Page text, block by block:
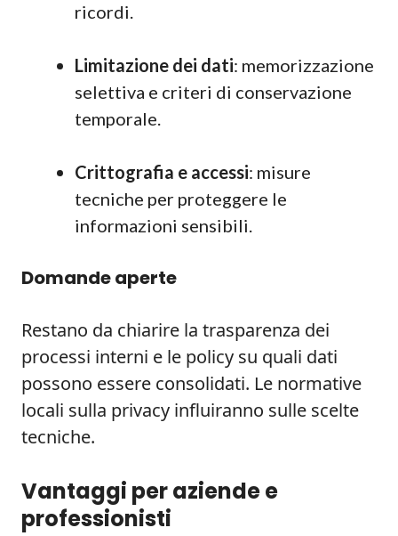
ricordi.
Limitazione dei dati: memorizzazione
selettiva e criteri di conservazione
temporale.
Crittografia e accessi: misure
tecniche per proteggere le
informazioni sensibili.
Domande aperte
Restano da chiarire la trasparenza dei
processi interni e le policy su quali dati
possono essere consolidati. Le normative
locali sulla privacy influiranno sulle scelte
tecniche.
Vantaggi per aziende e
professionisti